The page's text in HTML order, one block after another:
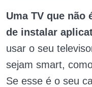
Uma TV que não
de instalar
usar o seu
sejam smart,
Se esse é o seu